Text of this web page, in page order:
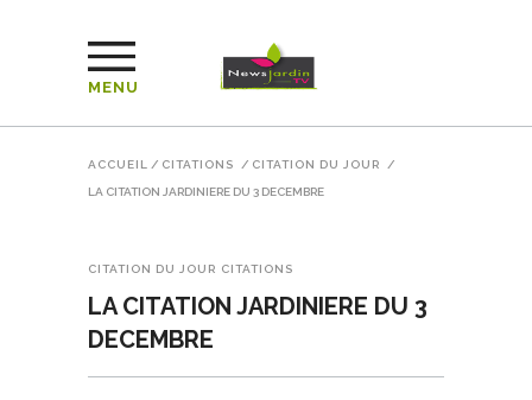
MENU
ACCUEIL / CITATIONS / CITATION DU JOUR /
LA CITATION JARDINIERE DU 3 DECEMBRE
CITATION DU JOUR CITATIONS
LA CITATION JARDINIERE DU 3
DECEMBRE